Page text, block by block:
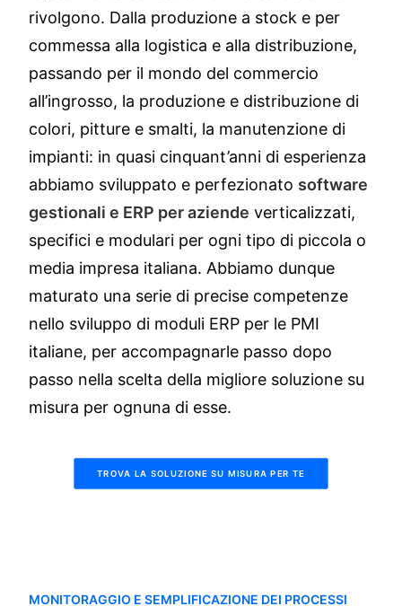
rivolgono. Dalla produzione a stock e per
commessa alla logistica e alla distribuzione,
passando per il mondo del commercio
all’ingrosso, la produzione e distribuzione di
colori, pitture e smalti, la manutenzione di
impianti: in quasi cinquant’anni di esperienza
abbiamo sviluppato e perfezionato software
gestionali e ERP per aziende verticalizzati,
specifici e modulari per ogni tipo di piccola o
media impresa italiana. Abbiamo dunque
maturato una serie di precise competenze
nello sviluppo di moduli ERP per le PMI
italiane, per accompagnarle passo dopo
passo nella scelta della migliore soluzione su
misura per ognuna di esse.
TROVA LA SOLUZIONE SU MISURA PER TE
MONITORAGGIO E SEMPLIFICAZIONE DEI PROCESSI